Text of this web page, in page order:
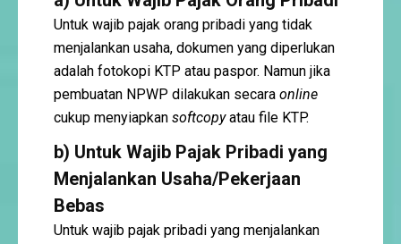
Untuk wajib pajak orang pribadi yang tidak
menjalankan usaha, dokumen yang diperlukan
adalah fotokopi KTP atau paspor. Namun jika
pembuatan NPWP dilakukan secara online
cukup menyiapkan softcopyatau file KTP.
b) Untuk Wajib Pajak Pribadi yang
Menjalankan Usaha/Pekerjaan
Bebas
Untuk wajib pajak pribadi yang menjalankan